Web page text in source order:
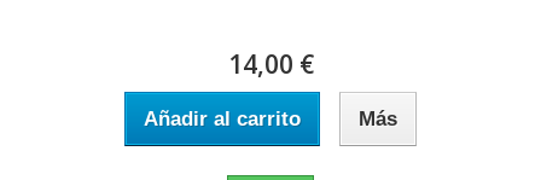
14,00 €
Añadir al carrito Más